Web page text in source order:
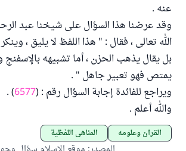
عنه .
وقد عرضنا هذا السؤال على شيخنا عبد
الله تعالى ، فقال : " هذا اللفظ لا يليق ،
بل يقال يذهب الحزن ، أما تشبيهه بالإسفنج
يمتص فهو تعبير جاهل " .
ويراجع للفائدة إجابة السؤال رقم : (6577
) .
والله أعلم .
القرآن وعلومه المناهي اللفظية